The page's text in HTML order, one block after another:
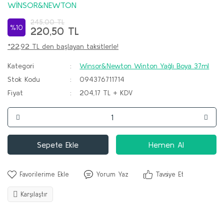
WİNSOR&NEWTON
%10
245,00 TL
220,50 TL
*22,92 TL den başlayan taksitlerle!
Kategori
Winsor&Newton Winton Yağlı Boya 37ml
Stok Kodu
094376711714
Fiyat
204,17 TL + KDV
Sepete Ekle Hemen Al
Yorum Yaz Tavsiye Et
Karşılaştır